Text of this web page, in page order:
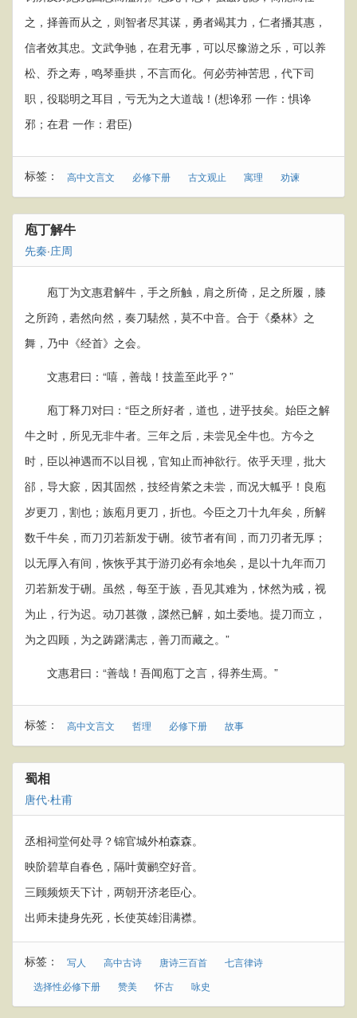
之，择善而从之，则智者尽其谋，勇者竭其力，仁者播其惠，
信者效其忠。文武争驰，在君无事，可以尽豫游之乐，可以养
松、乔之寿，鸣琴垂拱，不言而化。何必劳神苦思，代下司
职，役聪明之耳目，亏无为之大道哉！(想谗邪 一作：惧谗
邪；在君 一作：君臣)
标签： 高中文言文 必修下册 古文观止 寓理 劝谏
庖丁解牛
先秦·庄周
庖丁为文惠君解牛，手之所触，肩之所倚，足之所履，膝
之所踦，砉然向然，奏刀騞然，莫不中音。合于《桑林》之
舞，乃中《经首》之会。
文惠君曰：“嘻，善哉！技盖至此乎？”
庖丁释刀对曰：“臣之所好者，道也，进乎技矣。始臣之解
牛之时，所见无非牛者。三年之后，未尝见全牛也。方今之
时，臣以神遇而不以目视，官知止而神欲行。依乎天理，批大
郤，导大窾，因其固然，技经肯綮之未尝，而况大軱乎！良庖
岁更刀，割也；族庖月更刀，折也。今臣之刀十九年矣，所解
数千牛矣，而刀刃若新发于硎。彼节者有间，而刀刃者无厚；
以无厚入有间，恢恢乎其于游刃必有余地矣，是以十九年而刀
刃若新发于硎。虽然，每至于族，吾见其难为，怵然为戒，视
为止，行为迟。动刀甚微，謋然已解，如土委地。提刀而立，
为之四顾，为之踌躇满志，善刀而藏之。”
文惠君曰：“善哉！吾闻庖丁之言，得养生焉。”
标签： 高中文言文 哲理 必修下册 故事
蜀相
唐代·杜甫
丞相祠堂何处寻？锦官城外柏森森。
映阶碧草自春色，隔叶黄鹂空好音。
三顾频烦天下计，两朝开济老臣心。
出师未捷身先死，长使英雄泪满襟。
标签： 写人 高中古诗 唐诗三百首
七言律诗
选择性必修下册
赞美 怀古 咏史